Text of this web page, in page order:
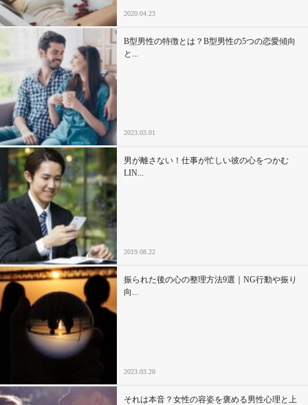
2020.04.23
B型男性の特徴とは？B型男性の5つの恋愛傾向
と...
2023.03.01
男が離さない！仕事が忙しい彼の心をつかむ
LIN...
2019.08.22
振られた後の心の整理方法9選｜NG行動や振り
向...
2023.03.28
それは本音？女性の容姿を褒める男性心理と上